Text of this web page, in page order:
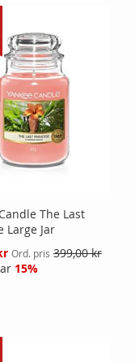
The Last
Large Jar
Ord. pris 399,00 kr
15%